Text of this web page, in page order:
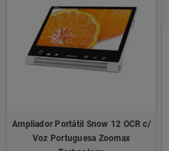
Ampliador Portátil Snow 12 OCR c/
Voz Portuguesa Zoomax